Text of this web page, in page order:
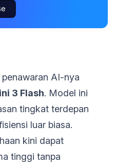
AI-nya
3 Flash. Model ini
tingkat terdepan
luar biasa.
kini dapat
tinggi tanpa